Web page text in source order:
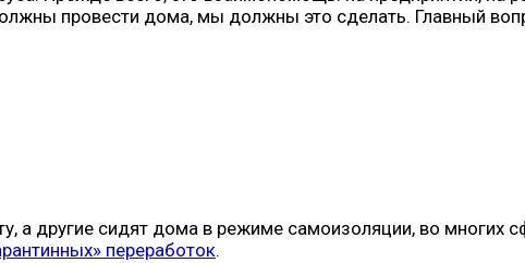
провести дома, мы должны это сделать. Главный
а другие сидят дома в режиме самоизоляции, во многих
переработок.